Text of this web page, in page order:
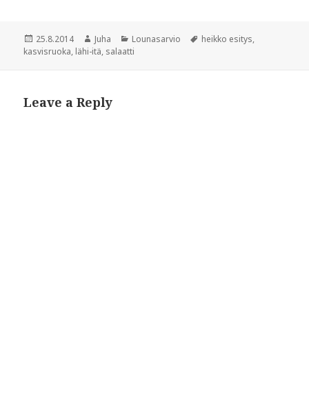
d
o
d
o
w
Mutta! Tällä kertaa se oli
hieman erilaista, mutta silti
kerrosvoileipä. Kyseessä on
Posted
on
25.8.2014 Author
Juha Categories
Lounasarvio Tags
heikko esitys,
kasvisruoka, lähi-itä, salaatti
Leave a Reply